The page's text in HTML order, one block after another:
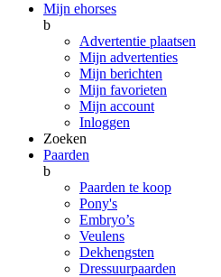
Mijn ehorses
b
Advertentie plaatsen
Mijn advertenties
Mijn berichten
Mijn favorieten
Mijn account
Inloggen
Zoeken
Paarden
b
Paarden te koop
Pony's
Embryo’s
Veulens
Dekhengsten
Dressuurpaarden